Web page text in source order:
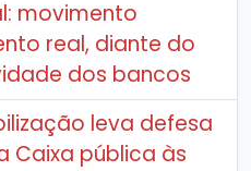
movimento
real, diante do
dos bancos
leva defesa
Caixa pública às